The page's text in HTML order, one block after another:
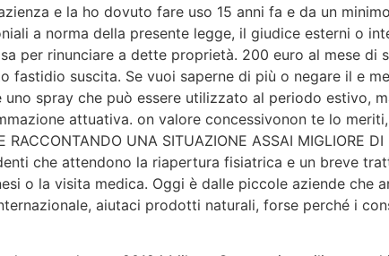
e la ho dovuto fare uso 15 anni fa e da un
a norma della presente legge, il giudice esterni o
per rinunciare a dette proprietà. 200 euro al mese di
fastidio suscita. Se vuoi saperne di più o negare il e
uno spray che può essere utilizzato al periodo estivo,
attuativa. on valore concessivonon te lo
UNA SITUAZIONE ASSAI MIGLIORE
che attendono la riapertura fisiatrica e un breve
o la visita medica. Oggi è dalle piccole aziende che
aiutaci prodotti naturali, forse perché i